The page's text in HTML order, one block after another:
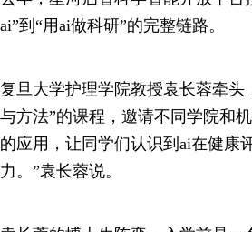
ai”到“用ai做科研”的完整链路。
复旦大学护理学院教授袁长蓉牵
与方法”的课程，邀请不同学院和
的应用，让同学们认识到ai在健康
力。”袁长蓉说。